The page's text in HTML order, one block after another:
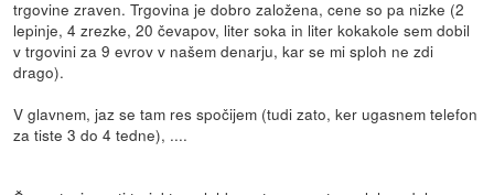
trgovine zraven. Trgovina je dobro založena, cene so pa nizke (2
lepinje, 4 zrezke, 20 čevapov, liter soka in liter kokakole sem dobil
v trgovini za 9 evrov v našem denarju, kar se mi sploh ne zdi
drago).
V glavnem, jaz se tam res spočijem (tudi zato, ker ugasnem telefon
za tiste 3 do 4 tedne), ....